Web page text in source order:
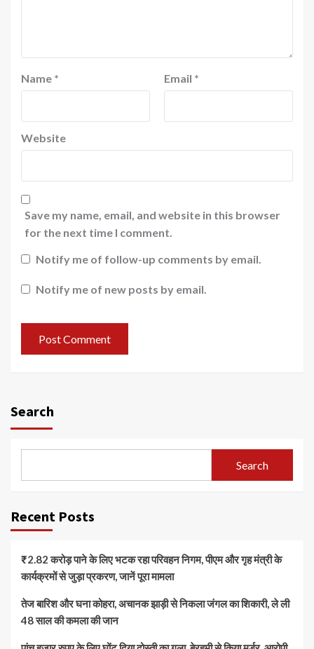
Name * Email *
Website
Save my name, email, and website in this browser
for the next time I comment.
Notify me of follow-up comments by email.
Notify me of new posts by email.
Search
Search
Recent Posts
₹2.82 करोड़ पाने के लिए भटक रहा परिवहन निगम, पीएम और गृह मंत्री के
कार्यक्रमों से जुड़ा प्रकरण, जानें पूरा मामला
तेज बारिश और घना कोहरा, अचानक झाड़ी से निकला जंगल का शिकारी, ले ली
48 साल की कमला की जान